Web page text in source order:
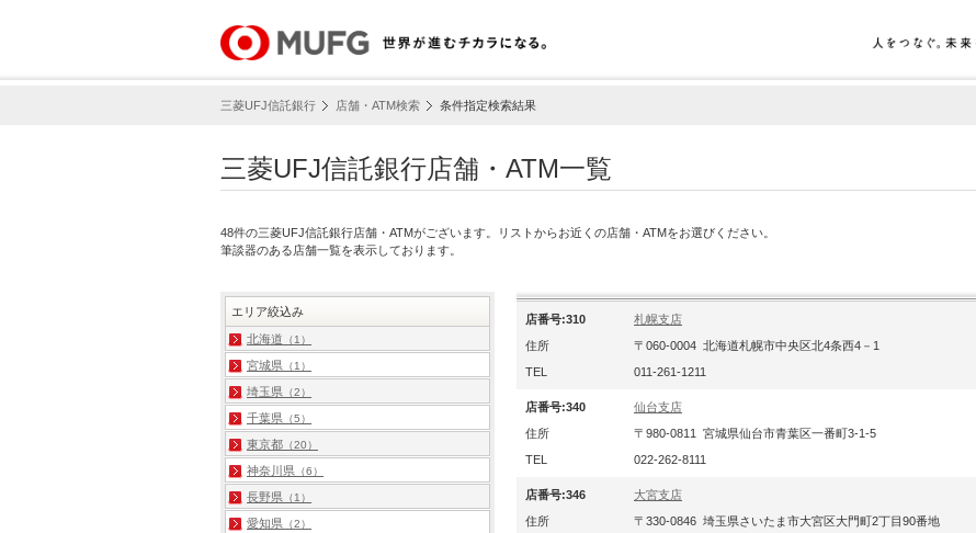
三菱UFJ信託銀行 店舗・ATM検索 条件指定検索結果
三菱UFJ信託銀行店舗・ATM一覧
48件の三菱UFJ信託銀行店舗・ATMがございます。リストからお近くの店舗・ATMをお選びください。
筆談器のある店舗一覧を表示しております。
店番号:310
札幌支店
住所
〒060-0004 北海道札幌市中央区北4条西4－1
TEL
011-261-1211
店番号:340
仙台支店
住所
〒980-0811 宮城県仙台市青葉区一番町3-1-5
TEL
022-262-8111
店番号:346
大宮支店
住所
〒330-0846 埼玉県さいたま市大宮区大門町2丁目90番地
エリア絞込み
北海道 （1）
宮城県 （1）
埼玉県 （2）
千葉県 （5）
東京都 （20）
神奈川県 （6）
長野県 （1）
愛知県 （2）